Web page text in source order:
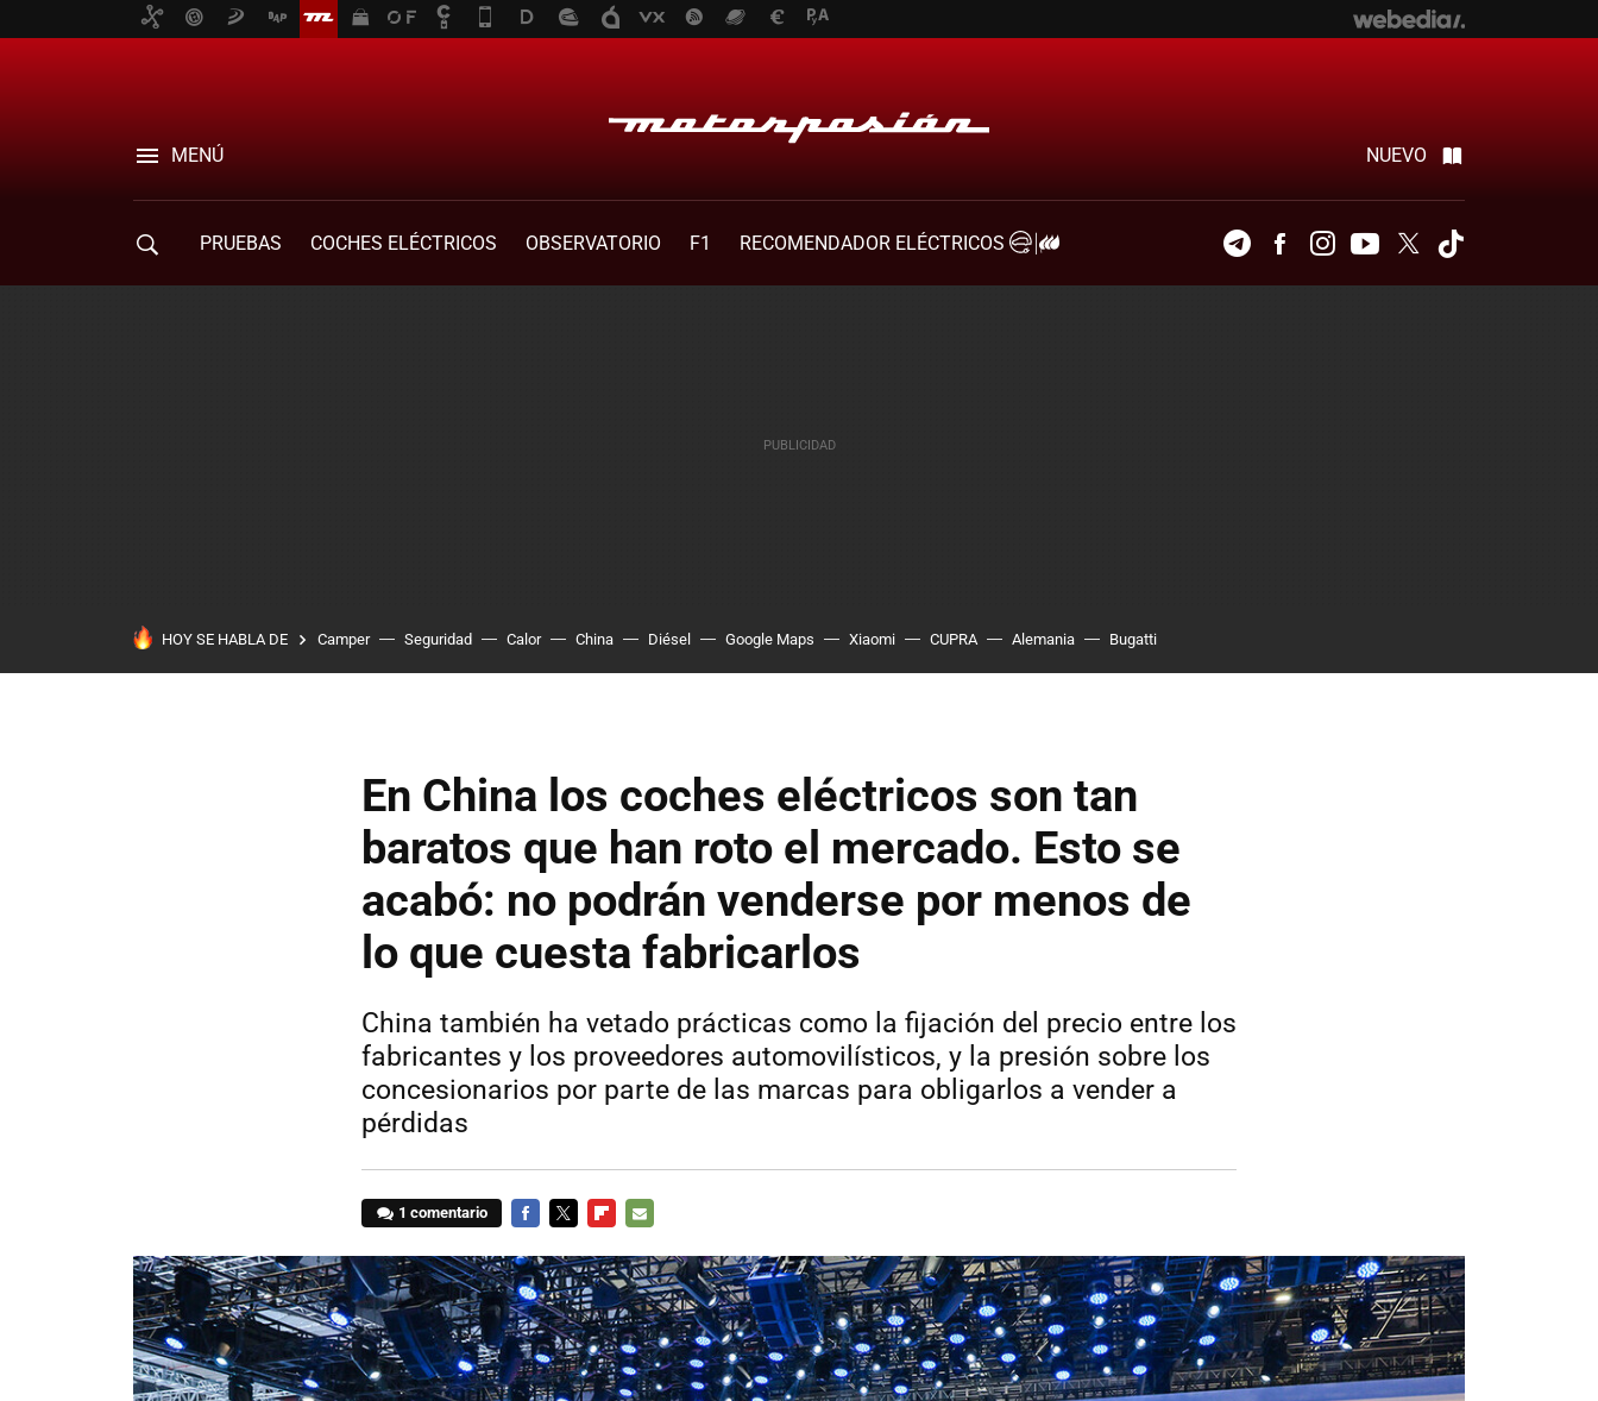
MENÚ NUEVO
PRUEBAS COCHES ELÉCTRICOS OBSERVATORIO F1
RECOMENDADOR ELÉCTRICOS
TelegramFacebookInstagramYoutubeTwitter
HOY SE HABLA DE Camper Seguridad Calor China Diésel Google Maps Xiaomi CUPRA Alemania Bugatti
En China los coches eléctricos son tan
baratos que han roto el mercado. Esto se
acabó: no podrán venderse por menos de
lo que cuesta fabricarlos
China también ha vetado prácticas como la fijación del precio entre los
fabricantes y los proveedores automovilísticos, y la presión sobre los
concesionarios por parte de las marcas para obligarlos a vender a
pérdidas
1 comentario
MAIL